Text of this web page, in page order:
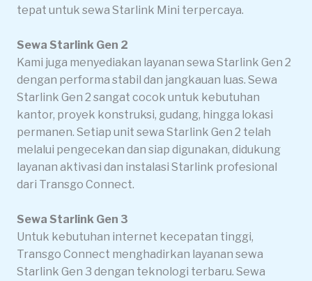
tepat untuk sewa Starlink Mini terpercaya.
Sewa Starlink Gen 2
Kami juga menyediakan layanan sewa Starlink Gen 2
dengan performa stabil dan jangkauan luas. Sewa
Starlink Gen 2 sangat cocok untuk kebutuhan
kantor, proyek konstruksi, gudang, hingga lokasi
permanen. Setiap unit sewa Starlink Gen 2 telah
melalui pengecekan dan siap digunakan, didukung
layanan aktivasi dan instalasi Starlink profesional
dari Transgo Connect.
Sewa Starlink Gen 3
Untuk kebutuhan internet kecepatan tinggi,
Transgo Connect menghadirkan layanan sewa
Starlink Gen 3 dengan teknologi terbaru. Sewa